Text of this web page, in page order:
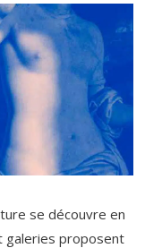
se découvre en
galeries proposent